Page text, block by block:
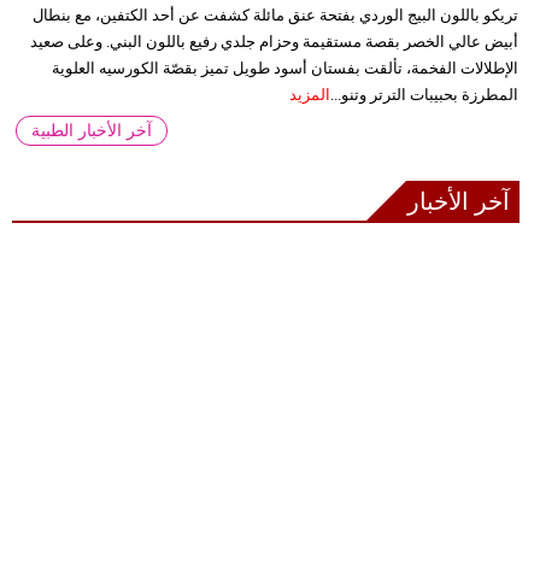
تريكو باللون البيج الوردي بفتحة عنق مائلة كشفت عن أحد الكتفين، مع بنطال
أبيض عالي الخصر بقصة مستقيمة وحزام جلدي رفيع باللون البني. وعلى صعيد
الإطلالات الفخمة، تألقت بفستان أسود طويل تميز بقصّة الكورسيه العلوية
المطرزة بحبيبات الترتر وتنو... المزيد
آخر الأخبار الطبية
آخر الأخبار